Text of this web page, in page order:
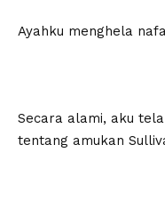
Ayahku menghela
Secara alami, aku
tentang amukan